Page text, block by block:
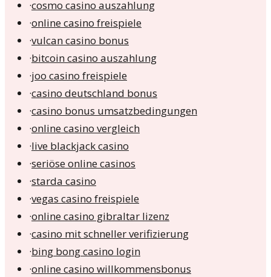
·cosmo casino auszahlung
·online casino freispiele
·vulcan casino bonus
·bitcoin casino auszahlung
·joo casino freispiele
·casino deutschland bonus
·casino bonus umsatzbedingungen
·online casino vergleich
·live blackjack casino
·seriöse online casinos
·starda casino
·vegas casino freispiele
·online casino gibraltar lizenz
·casino mit schneller verifizierung
·bing bong casino login
·online casino willkommensbonus